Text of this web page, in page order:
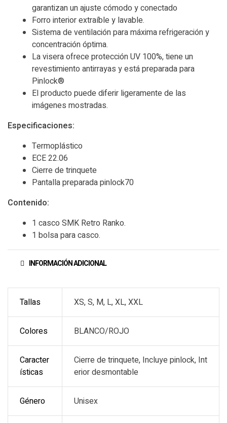
garantizan un ajuste cómodo y conectado
Forro interior extraíble y lavable.
Sistema de ventilación para máxima refrigeración y
concentración óptima.
La visera ofrece protección UV 100%, tiene un
revestimiento antirrayas y está preparada para
Pinlock®
El producto puede diferir ligeramente de las
imágenes mostradas.
Especificaciones:
Termoplástico
ECE 22.06
Cierre de trinquete
Pantalla preparada pinlock70
Contenido:
1 casco SMK Retro Ranko.
1 bolsa para casco.
INFORMACIÓN ADICIONAL
Tallas XS, S, M, L, XL, XXL
Colores BLANCO/ROJO
Caracter
ísticas
Cierre de trinquete, Incluye pinlock, Int
erior desmontable
Género Unisex